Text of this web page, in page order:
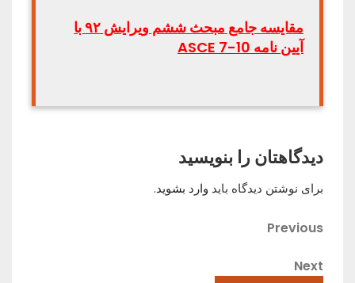
مقایسه جامع مبحث ششم ویرایش ۹۲ با
آیین نامه ASCE 7-10
دیدگاهتان را بنویسید
برای نوشتن دیدگاه باید وارد بشوید.
راهبری
نوشته
Previous
Previous
Next
Next